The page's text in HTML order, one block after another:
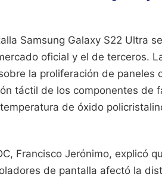
Samsung Galaxy S22 Ultra
oficial y el de terceros.
la proliferación de paneles
táctil de los componentes de
de óxido
Francisco Jerónimo, explicó
de pantalla afectó la